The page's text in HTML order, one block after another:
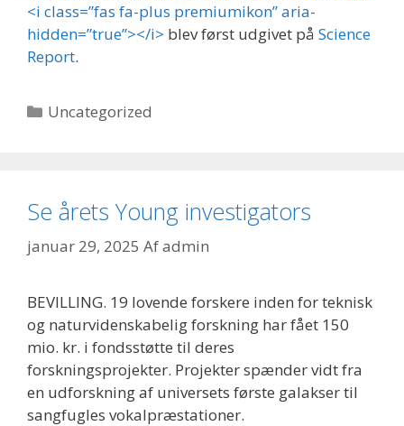
<i class=”fas fa-plus premiumikon” aria-
hidden=”true”></i> blev først udgivet på Science
Report.
Kategorier
Uncategorized
Se årets Young investigators
januar 29, 2025 Afadmin
BEVILLING. 19 lovende forskere inden for teknisk
og naturvidenskabelig forskning har fået 150
mio. kr. i fondsstøtte til deres
forskningsprojekter. Projekter spænder vidt fra
en udforskning af universets første galakser til
sangfugles vokalpræstationer.